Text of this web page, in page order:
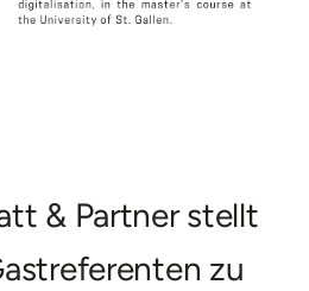
& Partner stellt
zu